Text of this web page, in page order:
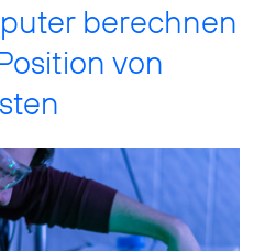
berechnen
von